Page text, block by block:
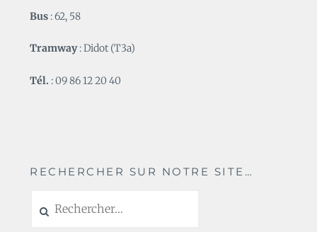
Bus : 62, 58
Tramway: Didot (T3a)
Tél. : 09 86 12 20 40
RECHERCHER SUR NOTRE SITE…